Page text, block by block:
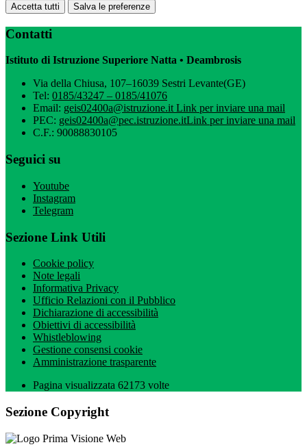
Accetta tutti Salva le preferenze
Contatti
Istituto di Istruzione Superiore Natta • Deambrosis
Via della Chiusa, 107–16039 Sestri Levante(GE)
Tel: 0185/43247 – 0185/41076
Email: geis02400a@istruzione.itLink per inviare una mail
PEC: geis02400a@pec.istruzione.itLink per inviare una mail
C.F.: 90088830105
Seguici su
Youtube
Instagram
Telegram
Sezione Link Utili
Cookie policy
Note legali
Informativa Privacy
Ufficio Relazioni con il Pubblico
Dichiarazione di accessibilità
Obiettivi di accessibilità
Whistleblowing
Gestione consensi cookie
Amministrazione trasparente
Pagina visualizzata 62173 volte
Sezione Copyright